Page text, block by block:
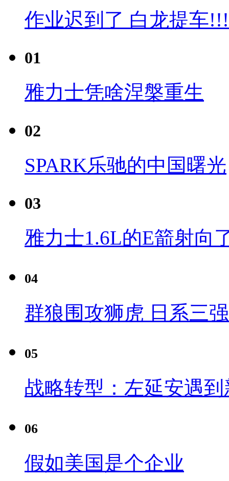
作业迟到了 白龙提车
01
雅力士凭啥涅槃重生
02
SPARK乐驰的中国曙光
03
雅力士1.6L的E箭射向
04
群狼围攻狮虎 日系三
05
战略转型：左延安遇
06
假如美国是个企业